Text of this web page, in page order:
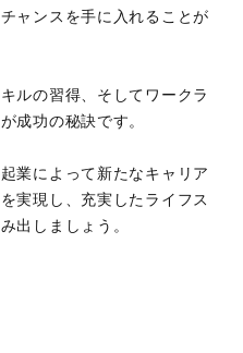
ャンスを手に入れることが
ルの習得、そしてワークラ
成功の秘訣です。
業によって新たなキャリア
実現し、充実したライフス
出しましょう。